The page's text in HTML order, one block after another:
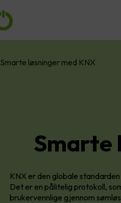
Smarte løsninger med KNX
Smarte
KNX er den globale
Det er en pålitelig protokoll,
brukervennlige gjennom